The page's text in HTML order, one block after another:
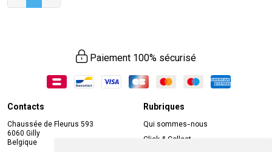
Paiement 100% sécurisé
Contacts
Chaussée de Fleurus 593
6060 Gilly
Belgique
Rubriques
Qui sommes-nous
Click & Collect